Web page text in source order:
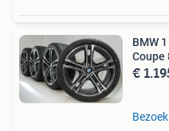
BMW
Coupe
€